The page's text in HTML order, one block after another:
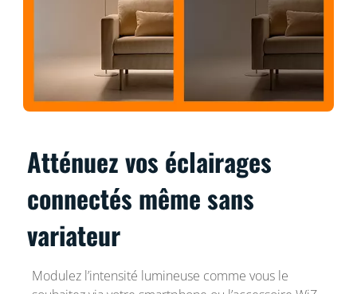
Atténuez vos éclairages
connectés même sans
variateur
Modulez l’intensité lumineuse comme vous le